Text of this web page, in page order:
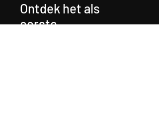
Ontdek het als
eerste